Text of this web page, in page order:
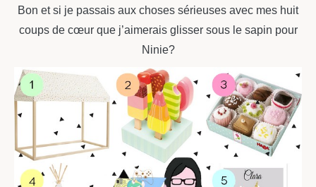
Bon et si je passais aux choses sérieuses avec mes huit
coups de cœur que j’aimerais glisser sous le sapin pour
Ninie?